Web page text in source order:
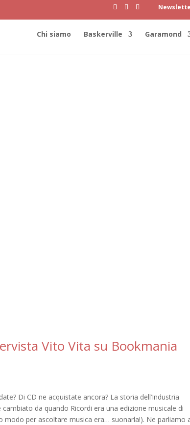
Chi siamo Baskerville Garamond
Vito Vita su Bookmania
Di CD ne acquistate ancora? La storia dell’Industria
da quando Ricordi era una edizione musicale di
modo per ascoltare musica era… suonarla!). Ne parliamo